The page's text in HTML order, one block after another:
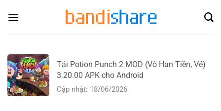
Tải Potion Punch 2 MOD (Vô Hạn Tiền, Vé)
3.20.00 APK cho Android
Cập nhật: 18/06/2026